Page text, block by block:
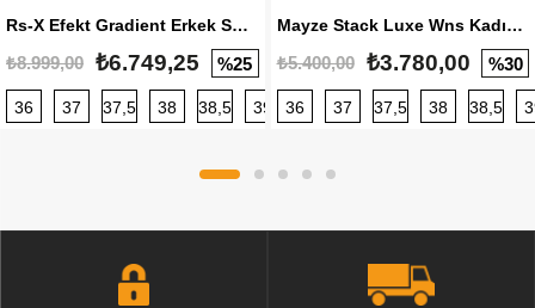
Rs-X Efekt Gradient Erkek Sneaker
₺8.999,00 ₺6.749,25 %25
36 37 37,5 38 38,5 39 40 40,5 41 42 42,5
Mayze Stack Luxe Wns Kadın Sneaker
₺5.400,00 ₺3.780,00 %30
36 37 37,5 38 38,5